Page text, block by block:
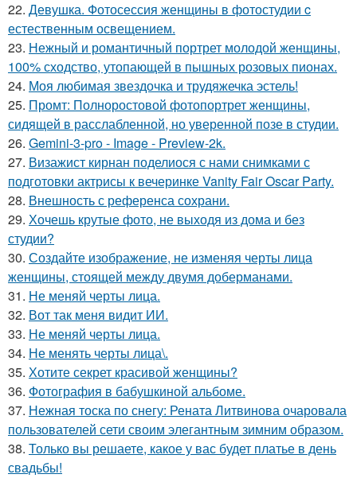
22. Девушка. Фотосессия женщины в фотостудии c
естественным освещением.
23. Нежный и романтичный портрет молодой женщины,
100% сходство, утопающей в пышных розовых пионах.
24. Моя любимая звездочка и трудяжечка эстель!
25. Промт: Полноростовой фотопортрет женщины,
сидящей в расслабленной, но уверенной позе в студии.
26. Gemini-3-pro - Image - Preview-2k.
27. Визажист кирнан поделиося с нами снимками с
подготовки актрисы к вечеринке Vanity Fair Oscar Party.
28. Внешность с референса сохрани.
29. Хочешь крутые фото, не выходя из дома и без
студии?
30. Создайте изображение, не изменяя черты лица
женщины, стоящей между двумя доберманами.
31. Не меняй черты лица.
32. Вот так меня видит ИИ.
33. Не меняй черты лица.
34. Не менять черты лица\.
35. Хотите секрет красивой женщины?
36. Фотография в бабушкиной альбоме.
37. Нежная тоска по снегу: Рената Литвинова очаровала
пользователей сети своим элегантным зимним образом.
38. Только вы решаете, какое у вас будет платье в день
свадьбы!